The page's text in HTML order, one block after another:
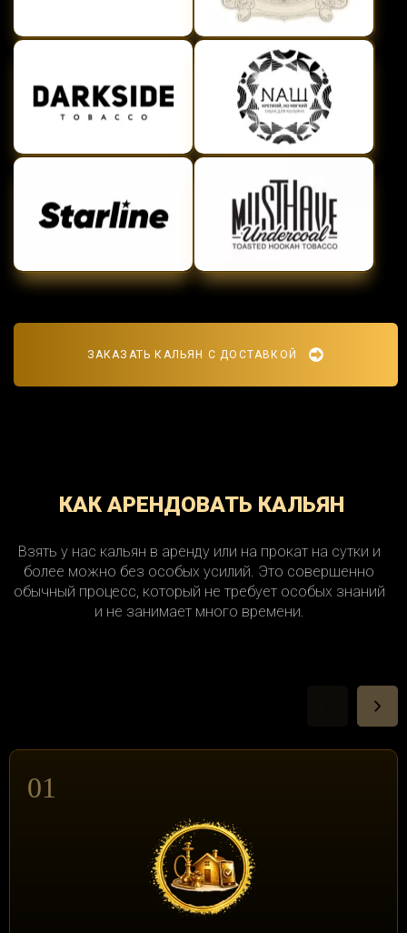
ЗАКАЗАТЬ КАЛЬЯН С ДОСТАВКОЙ
КАК АРЕНДОВАТЬ КАЛЬЯН
Взять у нас кальян в аренду или на прокат на сутки и
более можно без особых усилий. Это совершенно
обычный процесс, который не требует особых знаний
и не занимает много времени.
01